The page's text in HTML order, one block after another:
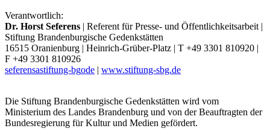
Verantwortlich:
Dr. Horst Seferens | Referent für Presse- und Öffentlichkeitsarbeit |
Stiftung Brandenburgische Gedenkstätten
16515 Oranienburg | Heinrich-Grüber-Platz | T +49 3301 810920 |
F +49 3301 810926
seferensastiftung-bgode | www.stiftung-sbg.de
Die Stiftung Brandenburgische Gedenkstätten wird vom
Ministerium des Landes Brandenburg und von der Beauftragten der
Bundesregierung für Kultur und Medien gefördert.